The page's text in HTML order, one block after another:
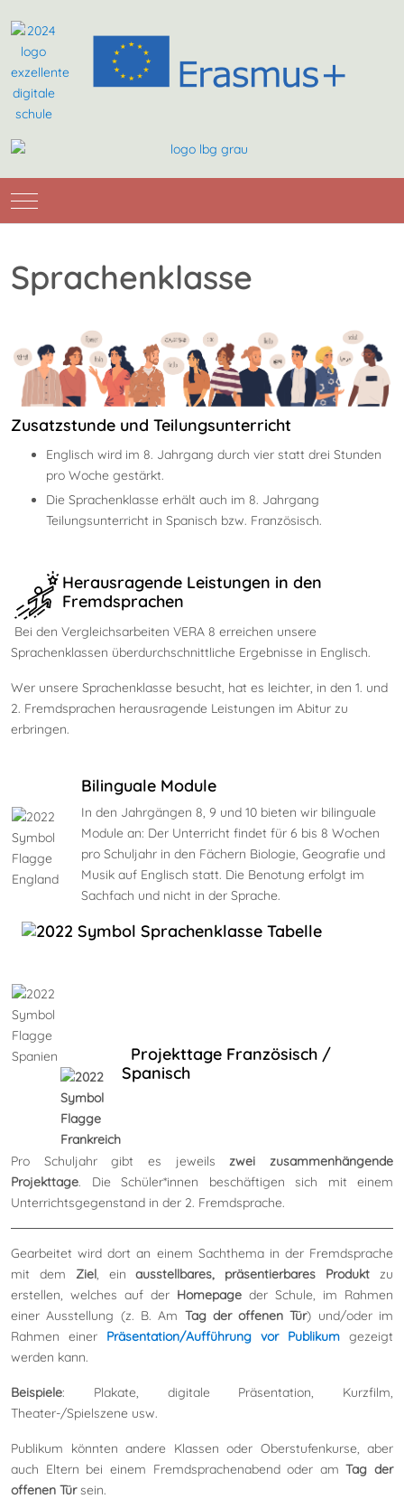
Mobile Menu Toggle
Sprachenklasse
Zusatzstunde und Teilungsunterricht
Englisch wird im 8. Jahrgang durch vier statt drei Stunden
pro Woche gestärkt.
Die Sprachenklasse erhält auch im 8. Jahrgang
Teilungsunterricht in Spanisch bzw. Französisch.
Herausragende Leistungen in den
Fremdsprachen
Bei den Vergleichsarbeiten VERA 8 erreichen unsere
Sprachenklassen überdurchschnittliche Ergebnisse in Englisch.
Wer unsere Sprachenklasse besucht, hat es leichter, in den 1. und
2. Fremdsprachen herausragende Leistungen im Abitur zu
erbringen.
Bilinguale Module
In den Jahrgängen 8, 9 und 10 bieten wir bilinguale
Module an: Der Unterricht findet für 6 bis 8 Wochen
pro Schuljahr in den Fächern Biologie, Geografie und
Musik auf Englisch statt. Die Benotung erfolgt im
Sachfach und nicht in der Sprache.
Projekttage Französisch /
Spanisch
Pro Schuljahr gibt es jeweilszwei zusammenhängende
Projekttage. Die Schüler*innen beschäftigen sich mit einem
Unterrichtsgegenstand in der 2. Fremdsprache.
Gearbeitet wird dort an einem Sachthema in der Fremdsprache
mit dem Ziel, einausstellbares, präsentierbares Produkt zu
erstellen, welches auf der Homepage der Schule, im Rahmen
einer Ausstellung (z. B. Am Tag der offenen Tür) und/oder im
Rahmen einer Präsentation/Aufführung vor Publikum gezeigt
werden kann.
Beispiele: Plakate, digitale Präsentation, Kurzfilm,
Theater-/Spielszene usw.
Publikum könnten andere Klassen oder Oberstufenkurse, aber
auch Eltern bei einem Fremdsprachenabend oder amTag der
offenen Türsein.